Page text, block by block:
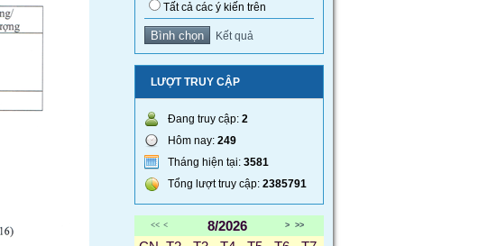
Tất cả các ý kiến trên
Kết quả
LƯỢT TRUY CẬP
Đang truy cập: 2
Hôm nay: 249
Tháng hiện tại: 3581
Tổng lượt truy cập: 2385791
<< < 8/2026 > >>